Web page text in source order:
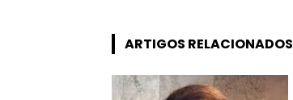
ARTIGOS RELACIONADOS